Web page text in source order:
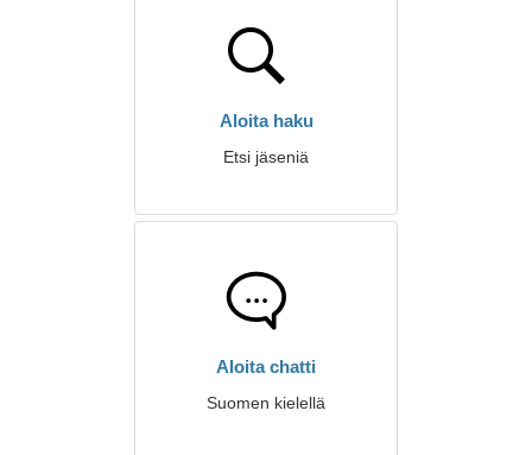
Aloita haku
Etsi jäseniä
Aloita chatti
Suomen kielellä